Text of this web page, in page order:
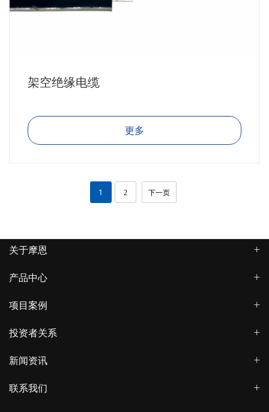
架空绝缘电缆
更多
1 2 下一页
关于摩恩
产品中心
项目案例
投资者关系
新闻资讯
联系我们